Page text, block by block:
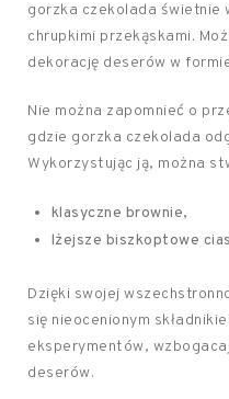
gorzka czekolada świetnie
chrupkimi przekąskami.
dekorację deserów w
Nie można zapomnieć o
gdzie gorzka czekolada
Wykorzystując ją, można
klasyczne brownie,
lżejsze biszkoptowe
Dzięki swojej
się nieocenionym
eksperymentów,
deserów.